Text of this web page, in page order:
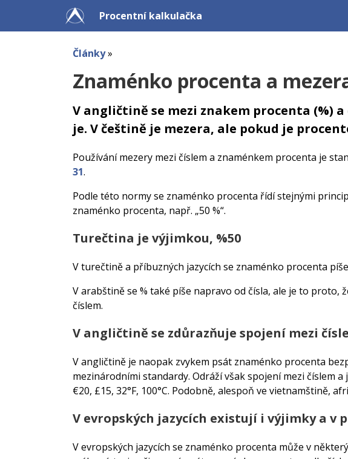
Procentní kalkulačka
Články»
Znaménko procenta a
V angličtině se mezi znakem procenta (%)
je. V češtině je mezera, ale pokud je
Používání mezery mezi číslem a znaménkem procenta je
31.
Podle této normy se znaménko procenta řídí stejnými
znaménko procenta, např. „50 %“.
Turečtina je výjimkou, %50
V turečtině a příbuzných jazycích se znaménko procenta
V arabštině se % také píše napravo od čísla, ale je to proto,
číslem.
V angličtině se zdůrazňuje spojení mezi
V angličtině je naopak zvykem psát znaménko procenta
mezinárodními standardy. Odráží však spojení mezi číslem
€20, £15, 32°F, 100°C. Podobně, alespoň ve vietnamštině,
V evropských jazycích existují i ​​výjimky a v
V evropských jazycích se znaménko procenta může v